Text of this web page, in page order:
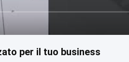
per il tuo business